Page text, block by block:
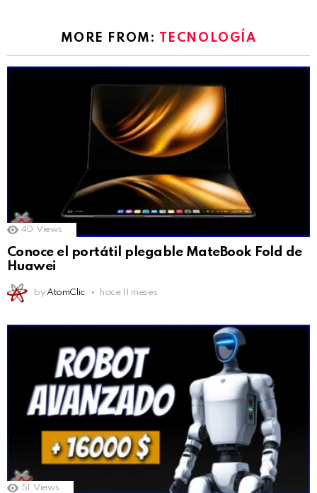
MORE FROM: TECNOLOGÍA
40 Views
Conoce el portátil plegable MateBook Fold de
Huawei
by AtomClic hace 11 meses
51 Views